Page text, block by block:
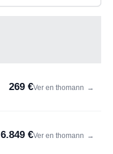
269 €Ver en thomann →
6.849 €Ver en thomann →